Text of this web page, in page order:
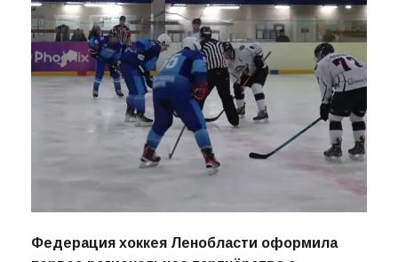
Федерация хоккея Ленобласти оформила